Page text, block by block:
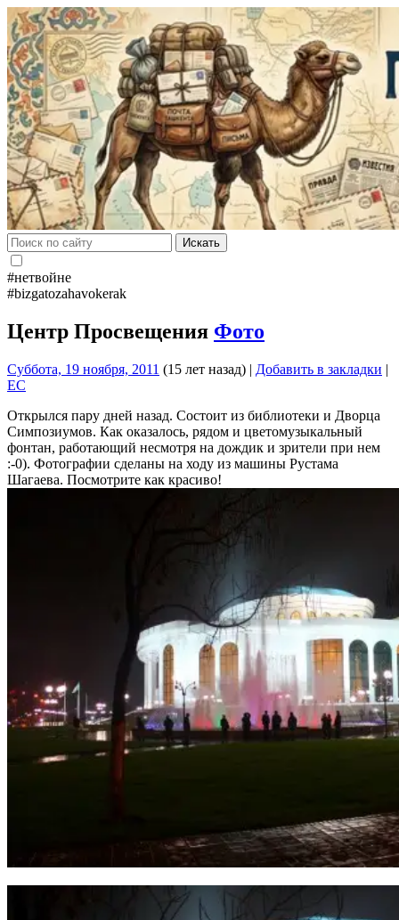
Искать
#нетвойне
#bizgatozahavokerak
Центр Просвещения Фото
Суббота, 19 ноября, 2011 (15 лет назад) | Добавить в закладки |
EC
Открылся пару дней назад. Состоит из библиотеки и Дворца
Симпозиумов. Как оказалось, рядом и цветомузыкальный
фонтан, работающий несмотря на дождик и зрители при нем
:-0). Фотографии сделаны на ходу из машины Рустама
Шагаева. Посмотрите как красиво!